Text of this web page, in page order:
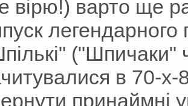
вірю!) варто ще
("Шпичаки"
в 70-х-
принаймні